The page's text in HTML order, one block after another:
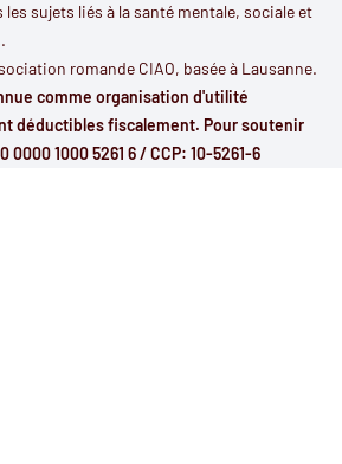
sujets liés à la santé mentale, sociale et
romande CIAO, basée à Lausanne.
comme organisation d'utilité
déductibles fiscalement. Pour soutenir
0000 1000 5261 6 / CCP: 10-5261-6